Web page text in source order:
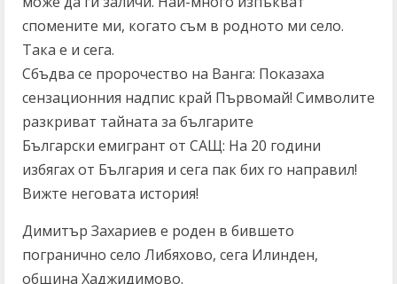
спомените ми, когато съм в родното ми село.
Така е и сега.
Сбъдва се пророчество на Ванга: Показаха
сензационния надпис край Първомай! Символите
разкриват тайната за българите
Български емигрант от САЩ: На 20 години
избягах от България и сега пак бих го направил!
Вижте неговата история!
Димитър Захариев е роден в бившето
погранично село Либяхово, сега Илинден,
община Хаджидимово.